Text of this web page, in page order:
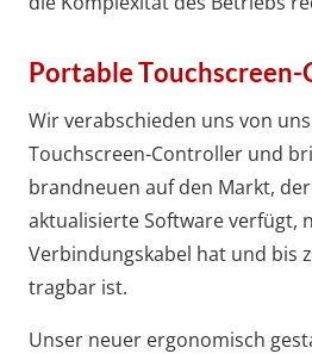
Portable
Wir verabschieden uns von
Touchscreen-Controller und
brandneuen auf den Markt,
aktualisierte Software verfügt,
Verbindungskabel hat und bis
tragbar ist.
Unser neuer ergonomisch